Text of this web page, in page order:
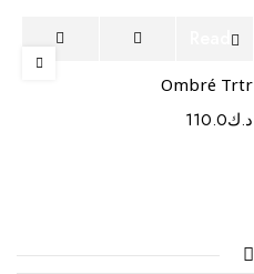
Ombré Trtr
د.ك110.0
more